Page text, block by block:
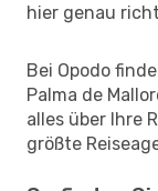
hier genau
Bei Opodo
Palma de
alles über Ihre
größte